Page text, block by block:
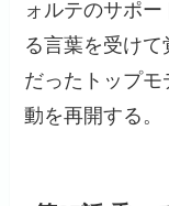
ォルテのサポ
る言葉を受け
だったトップ
動を再開する。